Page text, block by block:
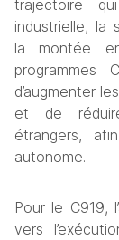
trajectoire
industrielle, la
la montée
programmes
d’augmenter
et de
étrangers,
autonome.
Pour le C919,
vers